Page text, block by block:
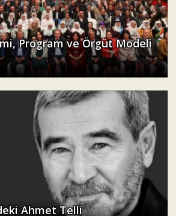
Program ve Örgüt Modeli
Ahmet Telli